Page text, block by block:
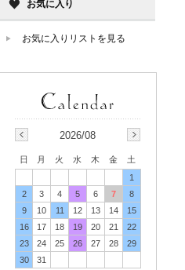
お気に入り
お気に入りリストを見る
2026/08
日 月 火 水 木 金
土
1
2
3 4 5 6 7
8
9
10 11 12 13 14
15
16
17 18 19 20 21
22
23
24 25 26 27 28
29
30
31